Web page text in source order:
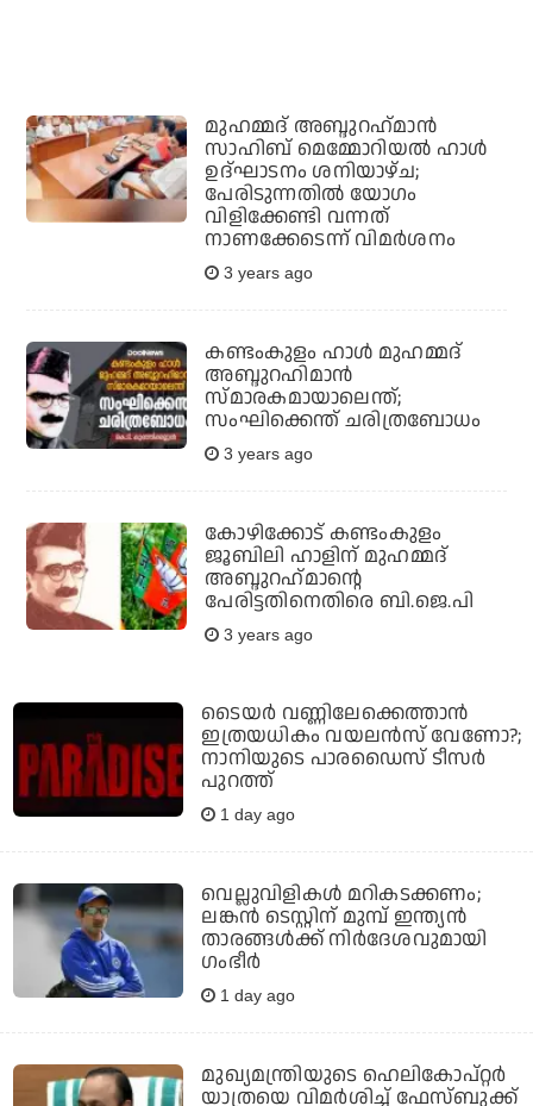
മുഹമ്മദ് അബ്ദുറഹ്‌മാന്‍
സാഹിബ് മെമ്മോറിയല്‍ ഹാള്‍
ഉദ്ഘാടനം ശനിയാഴ്ച;
പേരിടുന്നതില്‍ യോഗം
വിളിക്കേണ്ടി വന്നത്
നാണക്കേടെന്ന് വിമര്‍ശനം
3 years ago
കണ്ടംകുളം ഹാള്‍ മുഹമ്മദ്
അബ്ദുറഹിമാന്‍
സ്മാരകമായാലെന്ത്;
സംഘിക്കെന്ത് ചരിത്രബോധം
3 years ago
കോഴിക്കോട് കണ്ടംകുളം
ജൂബിലി ഹാളിന് മുഹമ്മദ്
അബ്ദുറഹ്‌മാന്റെ
പേരിട്ടതിനെതിരെ ബി.ജെ.പി
3 years ago
ടൈയര്‍ വണ്ണിലേക്കെത്താന്‍
ഇത്രയധികം വയലന്‍സ് വേണോ?;
നാനിയുടെ പാരഡൈസ് ടീസര്‍
പുറത്ത്
1 day ago
വെല്ലുവിളികള്‍ മറികടക്കണം;
ലങ്കന്‍ ടെസ്റ്റിന് മുമ്പ് ഇന്ത്യന്‍
താരങ്ങള്‍ക്ക് നിര്‍ദേശവുമായി
ഗംഭീര്‍
1 day ago
മുഖ്യമന്ത്രിയുടെ ഹെലികോപ്റ്റര്‍
യാത്രയെ വിമര്‍ശിച്ച് ഫേസ്ബുക്ക്